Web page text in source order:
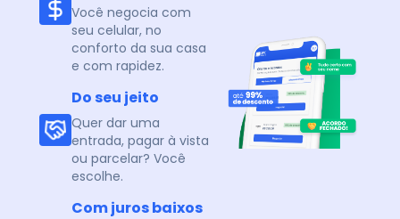
Você negocia com
seu celular, no
conforto da sua casa
e com rapidez.
Do seu jeito
Quer dar uma
entrada, pagar à vista
ou parcelar? Você
escolhe.
Com juros baixos